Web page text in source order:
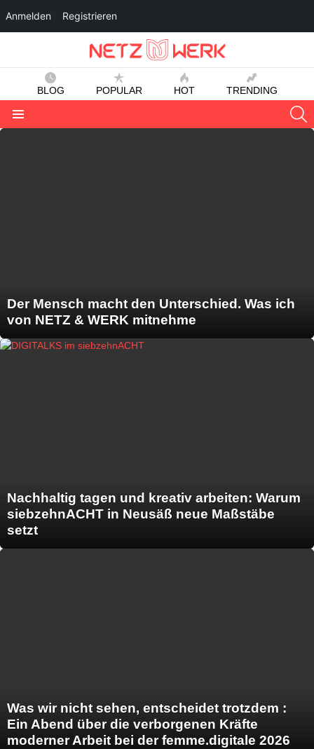
BLOG POPULAR HOT TRENDING
Der Mensch macht den Unterschied. Was ich
von NETZ & WERK mitnehme
Nachhaltig tagen und kreativ arbeiten: Warum
siebzehnACHT in Neusäß neue Maßstäbe
setzt
Was wir nicht sehen, entscheidet trotzdem :
Ein Abend über die verborgenen Kräfte
moderner Arbeit bei der femme.digitale 2026
Anmelden Registrieren